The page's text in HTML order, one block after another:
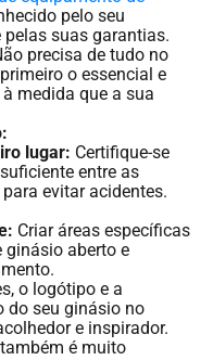
pelo seu
suas garantias.
precisa de tudo no
o essencial e
medida que a sua
lugar: Certifique-se
entre as
evitar acidentes.
Criar áreas específicas
ginásio aberto e
o logótipo e a
do seu ginásio no
e inspirador.
é muito